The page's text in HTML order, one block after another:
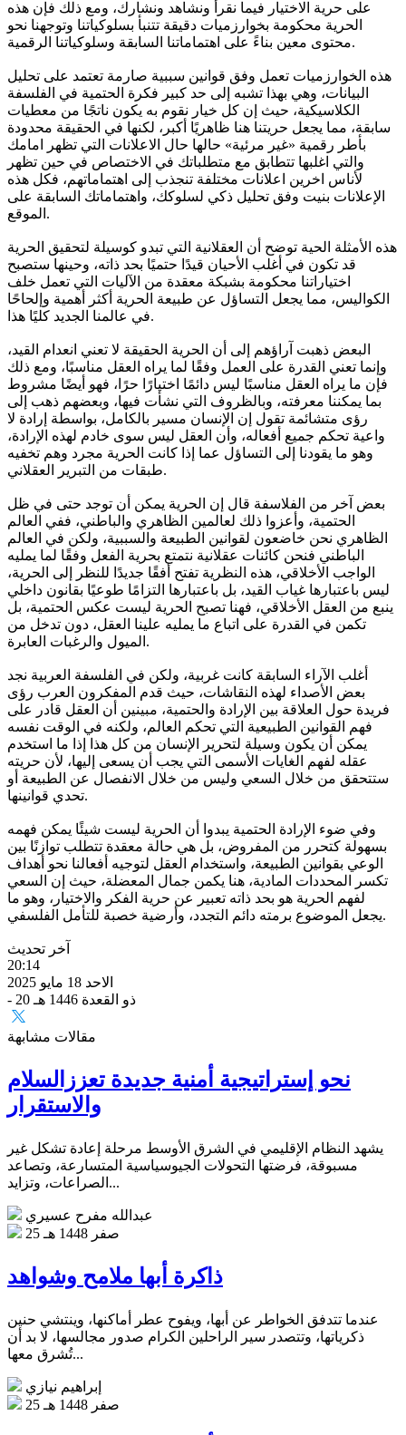
على حرية الاختيار فيما نقرأ ونشاهد ونشارك، ومع ذلك فإن هذه
الحرية محكومة بخوارزميات دقيقة تتنبأ بسلوكياتنا وتوجهنا نحو
محتوى معين بناءً على اهتماماتنا السابقة وسلوكياتنا الرقمية.
هذه الخوارزميات تعمل وفق قوانين سببية صارمة تعتمد على تحليل
البيانات، وهي بهذا تشبه إلى حد كبير فكرة الحتمية في الفلسفة
الكلاسيكية، حيث إن كل خيار نقوم به يكون ناتجًا من معطيات
سابقة، مما يجعل حريتنا هنا ظاهريًا أكبر، لكنها في الحقيقة محدودة
بأطر رقمية «غير مرئية» حالها حال الاعلانات التي تظهر امامك
والتي اغلبها تتطابق مع متطلباتك في الاختصاص في حين تظهر
لأناس اخرين اعلانات مختلفة تنجذب إلى اهتماماتهم، فكل هذه
الإعلانات بنيت وفق تحليل ذكي لسلوكك، واهتماماتك السابقة على
الموقع.
هذه الأمثلة الحية توضح أن العقلانية التي تبدو كوسيلة لتحقيق الحرية
قد تكون في أغلب الأحيان قيدًا حتميًا بحد ذاته، وحينها ستصبح
اختياراتنا محكومة بشبكة معقدة من الآليات التي تعمل خلف
الكواليس، مما يجعل التساؤل عن طبيعة الحرية أكثر أهمية وإلحاحًا
في عالمنا الجديد كليًا هذا.
البعض ذهبت آراؤهم إلى أن الحرية الحقيقة لا تعني انعدام القيد،
وإنما تعني القدرة على العمل وفقًا لما يراه العقل مناسبًا، ومع ذلك
فإن ما يراه العقل مناسبًا ليس دائمًا اختيارًا حرًا، فهو أيضًا مشروط
بما يمكننا معرفته، وبالظروف التي نشأت فيها، وبعضهم ذهب إلى
رؤى متشائمة تقول إن الإنسان مسير بالكامل، بواسطة إرادة لا
واعية تحكم جميع أفعاله، وأن العقل ليس سوى خادم لهذه الإرادة،
وهو ما يقودنا إلى التساؤل عما إذا كانت الحرية مجرد وهم تخفيه
طبقات من التبرير العقلاني.
بعض آخر من الفلاسفة قال إن الحرية يمكن أن توجد حتى في ظل
الحتمية، وأعزوا ذلك لعالمين الظاهري والباطني، ففي العالم
الظاهري نحن خاضعون لقوانين الطبيعة والسببية، ولكن في العالم
الباطني فنحن كائنات عقلانية نتمتع بحرية الفعل وفقًا لما يمليه
الواجب الأخلاقي، هذه النظرية تفتح أفقًا جديدًا للنظر إلى الحرية،
ليس باعتبارها غياب القيد، بل باعتبارها التزامًا طوعيًا بقانون داخلي
ينبع من العقل الأخلاقي، فهنا تصبح الحرية ليست عكس الحتمية، بل
تكمن في القدرة على اتباع ما يمليه علينا العقل، دون تدخل من
الميول والرغبات العابرة.
أغلب الآراء السابقة كانت غربية، ولكن في الفلسفة العربية نجد
بعض الأصداء لهذه النقاشات، حيث قدم المفكرون العرب رؤى
فريدة حول العلاقة بين الإرادة والحتمية، مبينين أن العقل قادر على
فهم القوانين الطبيعية التي تحكم العالم، ولكنه في الوقت نفسه
يمكن أن يكون وسيلة لتحرير الإنسان من كل هذا إذا ما استخدم
عقله لفهم الغايات الأسمى التي يجب أن يسعى إليها، لأن حريته
ستتحقق من خلال السعي وليس من خلال الانفصال عن الطبيعة أو
تحدي قوانينها.
وفي ضوء الإرادة الحتمية يبدوا أن الحرية ليست شيئًا يمكن فهمه
بسهولة كتحرر من المفروض، بل هي حالة معقدة تتطلب توازنًا بين
الوعي بقوانين الطبيعة، واستخدام العقل لتوجيه أفعالنا نحو أهداف
تكسر المحددات المادية، هنا يكمن جمال المعضلة، حيث إن السعي
لفهم الحرية هو بحد ذاته تعبير عن حرية الفكر والاختيار، وهو ما
يجعل الموضوع برمته دائم التجدد، وأرضية خصبة للتأمل الفلسفي.
آخر تحديث
20:14
الاحد 18 مايو 2025
- 20 ذو القعدة 1446 هـ
مقالات مشابهة
نحو إستراتيجية أمنية جديدة تعززالسلام
والاستقرار
يشهد النظام الإقليمي في الشرق الأوسط مرحلة إعادة تشكل غير
مسبوقة، فرضتها التحولات الجيوسياسية المتسارعة، وتصاعد
الصراعات، وتزايد...
عبدالله مفرح عسيري
25 صفر 1448 هـ
ذاكرة أبها ملامح وشواهد
عندما تتدفق الخواطر عن أبها، ويفوح عطر أماكنها، وينتشي حنين
ذكرياتها، وتتصدر سير الراحلين الكرام صدور مجالسها، لا بد أن
تُشرق معها...
إبراهيم نيازي
25 صفر 1448 هـ